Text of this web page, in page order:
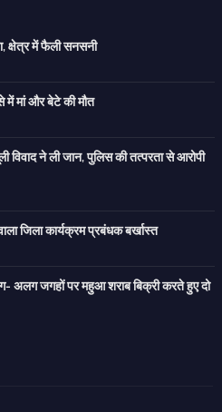
क्षेत्र में फैली सनसनी
में मां और बेटे की मौत
विवाद ने ली जान, पुलिस की तत्परता से आरोपी
जिला कार्यक्रम प्रबंधक बर्खास्त
अलग जगहों पर महुआ शराब बिक्री करते हुए दो